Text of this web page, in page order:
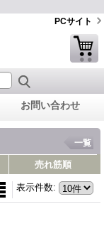
PCサイト
お問い合わせ
一覧
売れ筋順
表示件数: